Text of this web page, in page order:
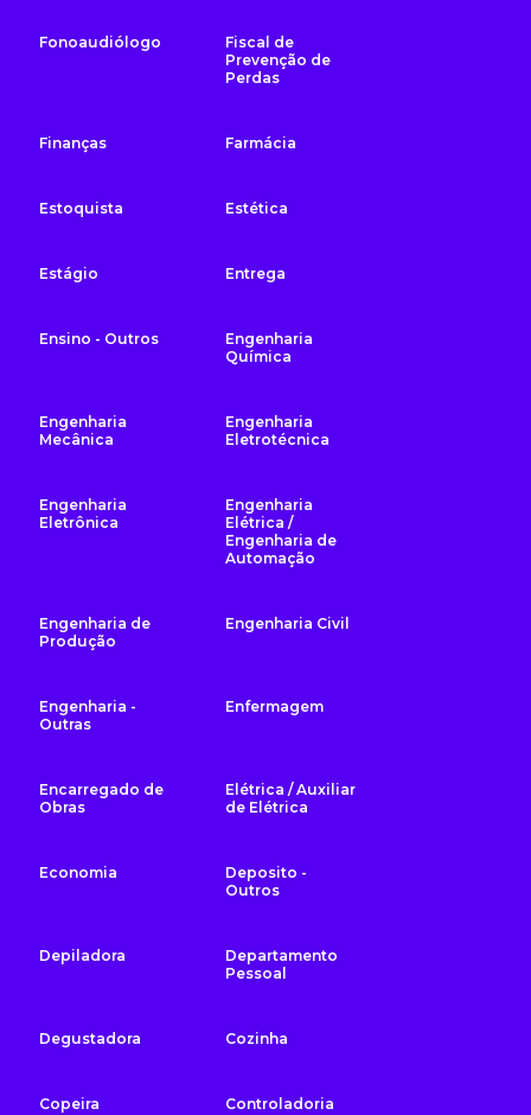
Fonoaudiólogo
Fiscal de
Prevenção de
Perdas
Finanças Farmácia
Estoquista Estética
Estágio Entrega
Ensino - Outros
Engenharia
Química
Engenharia
Mecânica
Engenharia
Eletrotécnica
Engenharia
Eletrônica
Engenharia
Elétrica /
Engenharia de
Automação
Engenharia de
Produção
Engenharia Civil
Engenharia -
Outras
Enfermagem
Encarregado de
Obras
Elétrica / Auxiliar
de Elétrica
Economia
Deposito -
Outros
Depiladora
Departamento
Pessoal
Degustadora Cozinha
Copeira Controladoria